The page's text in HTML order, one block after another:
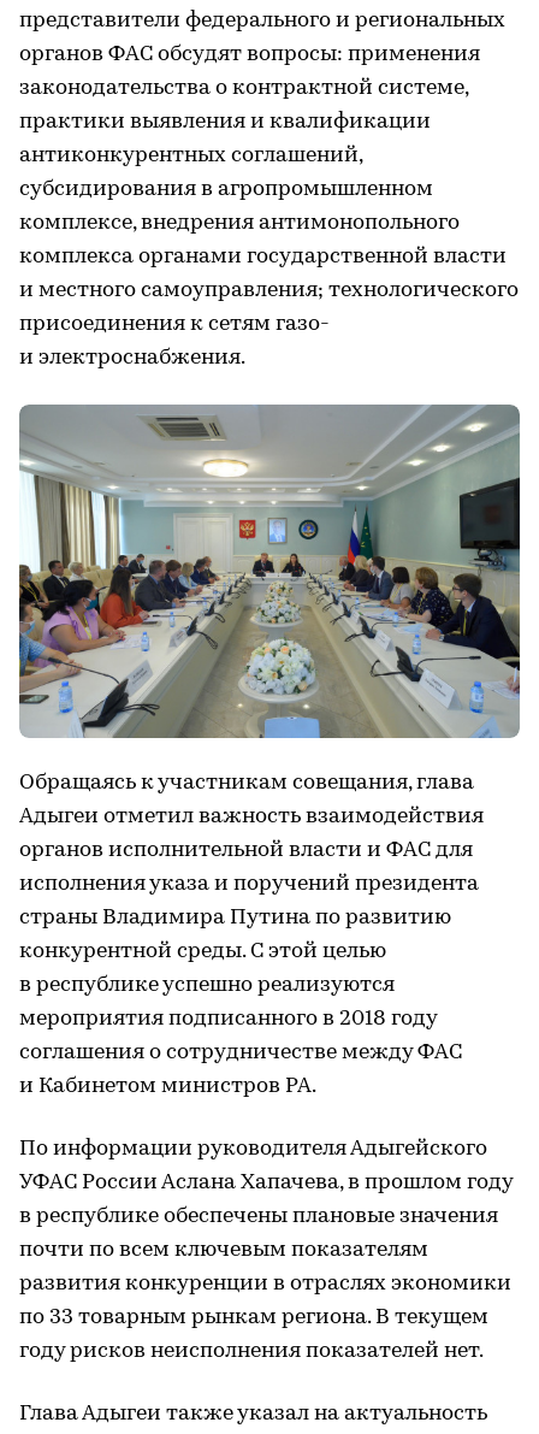
представители федерального и региональных
органов ФАС обсудят вопросы: применения
законодательства о контрактной системе,
практики выявления и квалификации
антиконкурентных соглашений,
субсидирования в агропромышленном
комплексе, внедрения антимонопольного
комплекса органами государственной власти
и местного самоуправления; технологического
присоединения к сетям газо-
и электроснабжения.
Обращаясь к участникам совещания, глава
Адыгеи отметил важность взаимодействия
органов исполнительной власти и ФАС для
исполнения указа и поручений президента
страны Владимира Путина по развитию
конкурентной среды. С этой целью
в республике успешно реализуются
мероприятия подписанного в 2018 году
соглашения о сотрудничестве между ФАС
и Кабинетом министров РА.
По информации руководителя Адыгейского
УФАС России Аслана Хапачева, в прошлом году
в республике обеспечены плановые значения
почти по всем ключевым показателям
развития конкуренции в отраслях экономики
по 33 товарным рынкам региона. В текущем
году рисков неисполнения показателей нет.
Глава Адыгеи также указал на актуальность